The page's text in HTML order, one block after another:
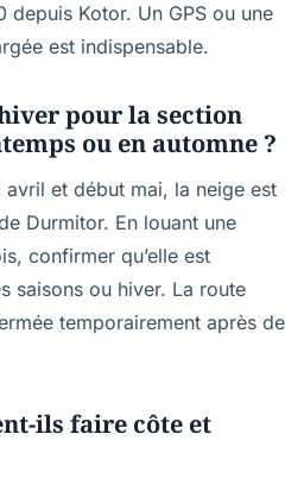
depuis Kotor. Un GPS ou une
est indispensable.
pour la section
ou en automne ?
et début mai, la neige est
Durmitor. En louant une
confirmer qu’elle est
saisons ou hiver. La route
temporairement après de
ils faire côte et